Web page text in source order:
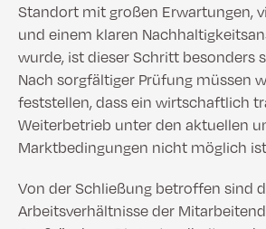
Standort mit großen Erwartungen,
und einem klaren
wurde, ist dieser Schritt besonders
Nach sorgfältiger Prüfung müssen
feststellen, dass ein wirtschaftlich
Weiterbetrieb unter den aktuellen
Marktbedingungen nicht möglich
Von der Schließung betroffen sind
Arbeitsverhältnisse der